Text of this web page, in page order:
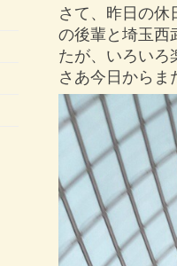
さて、昨日の
の後輩と埼玉西
たが、いろいろ
さあ今日からま